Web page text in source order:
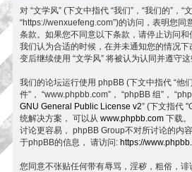
对 “文学风” (下文中指代 “我们”，“我们的”，“
“https://wenxuefeng.com”)的访问，表明您同
条款。如果您不同意以下条款，请停止访问和
我们认为合适的时候，在并未通知您的情况
变后继续使用 “文学风” 将被认为认同并遵守这
我们的论坛运行使用 phpBB (下文中指代 “他
件”， “www.phpbb.com”， “phpBB 组”，
GNU General Public License v2” (下文指代
统解决方案， 可以从 www.phpbb.com 下载
讨论更容易， phpBB Group不对所讨论的内
于phpBB的信息， 请访问: https://
您同意不张贴任何带有辱骂，淫秽，粗俗，